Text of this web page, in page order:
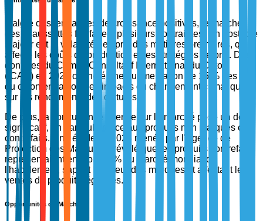
Malgré des tendances de croissance positives, le marché
des chaussettes fait face à plusieurs contraintes. Un obstacle
majeur est la volatilité des prix des matières premières, qui
affecte les coûts de production et les stratégies de prix. Des
données du Comité Consultatif International du Coton
(ICAC) en 2023 ont noté une augmentation de 15 % des prix
du coton en raison des impacts du changement climatique
sur les rendements des cultures.
De plus, la concurrence intense sur le marché pose un défi
significatif, en particulier face aux produits non marqués et
contrefaits. Une étude de 2023 menée par l'Agence de
Protection des Marques a révélé que les produits contrefaits
représentaient environ 12 % du marché mondial de
l'habillement, sapant la valeur des marques et affectant les
ventes de produits légitimes.
Opportunités du Marché